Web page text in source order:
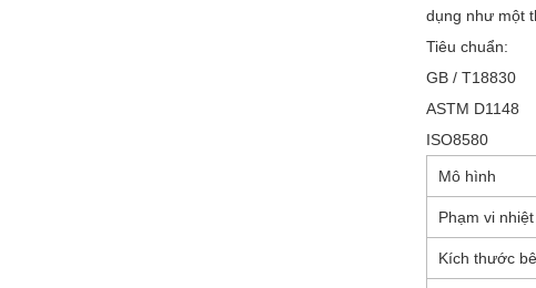
dụng như một
Tiêu chuẩn:
GB / T18830
ASTM D1148
ISO8580
Mô hình
Phạm vi
Kích thước